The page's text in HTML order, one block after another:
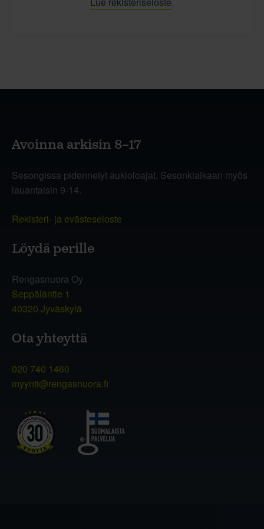
Avoinna arkisin 8–17
Sesongissa pidennetyt aukioloajat. Sesonkiaikaan myös
lauantaisin 9-14.
Rekisteri- ja evästeseloste
Löydä perille
Rengasnuora Oy
Seppäläntie 1
40320 Jyväskylä
Ota yhteyttä
020 740 1460
myynti@rengasnuora.fi